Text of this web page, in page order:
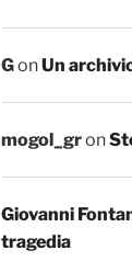
GonUn
mogol_gron
Giovanni
tragedia